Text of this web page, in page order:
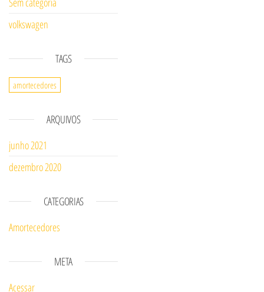
volkswagen
TAGS
amortecedores
ARQUIVOS
junho 2021
dezembro 2020
CATEGORIAS
Amortecedores
META
Acessar